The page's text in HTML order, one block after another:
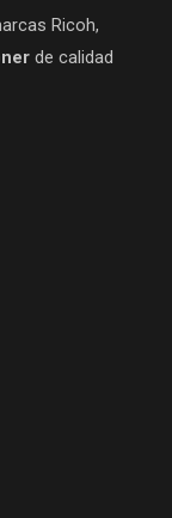
Ricoh,
de calidad